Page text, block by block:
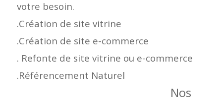
votre besoin.
.Création de site vitrine
.Création de site e-commerce
. Refonte de site vitrine ou e-commerce
.Référencement Naturel
Nos